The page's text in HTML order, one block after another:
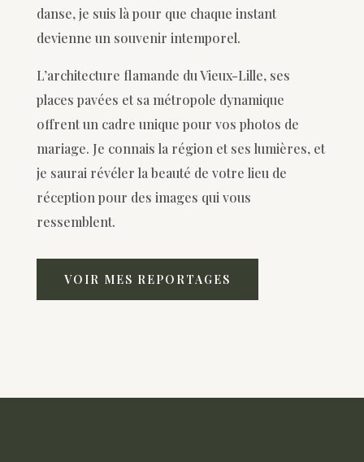
danse, je suis là pour que chaque instant
devienne un souvenir intemporel.
L’architecture flamande du Vieux-Lille, ses
places pavées et sa métropole dynamique
offrent un cadre unique pour vos photos de
mariage. Je connais la région et ses lumières, et
je saurai révéler la beauté de votre lieu de
réception pour des images qui vous
ressemblent.
VOIR MES REPORTAGES